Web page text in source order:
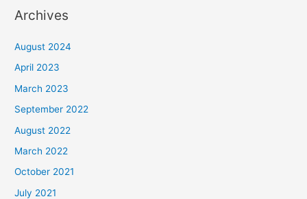
Archives
August 2024
April 2023
March 2023
September 2022
August 2022
March 2022
October 2021
July 2021